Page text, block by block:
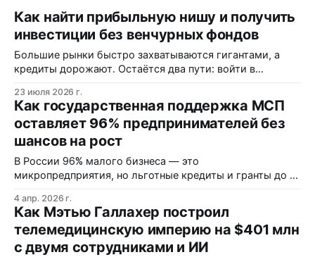
Как найти прибыльную нишу и получить
инвестиции без венчурных фондов
Большие рынки быстро захватываются гигантами, а
кредиты дорожают. Остаётся два пути: войти в
которую все игнорируют. Деньги для стартапов сегодня
приходят не от фондов, а от синдикатов бизнес-ангелов.
23 июля 2026 г.
Как государственная поддержка МСП
оставляет 96% предпринимателей без
шансов на рост
В России 96% малого бизнеса — это
микропредприятия, но льготные кредиты и гранты до 2
остальных остаются только высокие проценты,
бюрократия и риск закрыться в первый год. Почему
система поддержки не работает на рост, а только на
выживание?
4 апр. 2026 г.
Как Мэтью Галлахер построил
телемедицинскую империю на $401 млн
с двумя сотрудниками и ИИ